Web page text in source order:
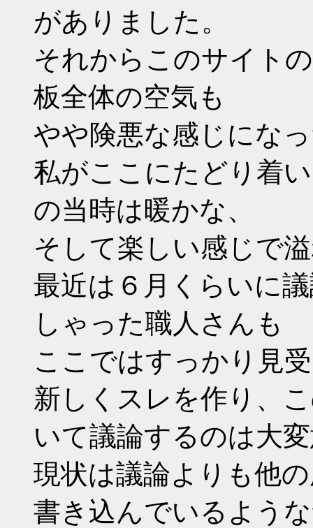
がありました。
それからこのサイト
板全体の空気も
やや険悪な感じにな
私がここにたどり着
の当時は暖かな、
そして楽しい感じで
最近は６月くらいに
しゃった職人さんも
ここではすっかり見
新しくスレを作り、
いて議論するのは大
現状は議論よりも他
書き込んでいるよう